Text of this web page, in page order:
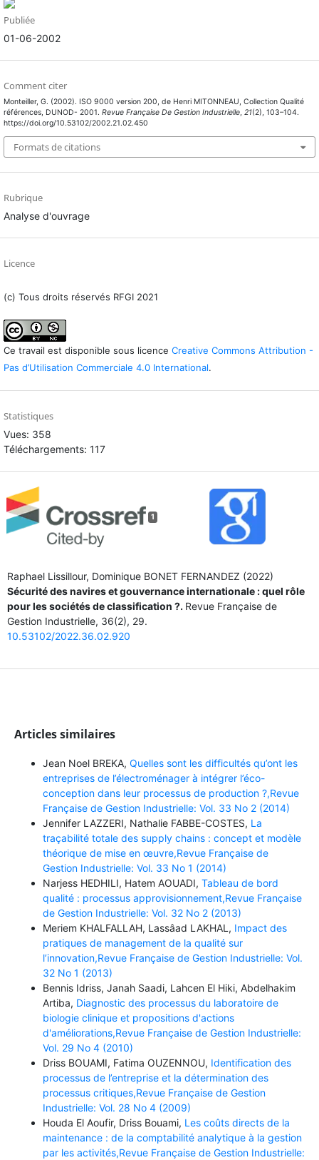
Publiée
01-06-2002
Comment citer
Monteiller, G. (2002). ISO 9000 version 200, de Henri MITONNEAU, Collection Qualité
références, DUNOD- 2001. Revue Française De Gestion Industrielle, 21(2), 103–104.
https://doi.org/10.53102/2002.21.02.450
Formats de citations
Rubrique
Analyse d'ouvrage
Licence
(c) Tous droits réservés RFGI 2021
Ce travail est disponible sous licence Creative Commons Attribution -
Pas d’Utilisation Commerciale 4.0 International.
Statistiques
Vues: 358
Téléchargements: 117
1
Raphael Lissillour, Dominique BONET FERNANDEZ (2022)
Sécurité des navires et gouvernance internationale : quel rôle
pour les sociétés de classification ?. Revue Française de
Gestion Industrielle, 36(2), 29.
10.53102/2022.36.02.920
Articles similaires
Jean Noel BREKA, Quelles sont les difficultés qu’ont les
entreprises de l’électroménager à intégrer l’éco-
conception dans leur processus de production ?,Revue
Française de Gestion Industrielle: Vol. 33 No 2 (2014)
Jennifer LAZZERI, Nathalie FABBE-COSTES, La
traçabilité totale des supply chains : concept et modèle
théorique de mise en œuvre,Revue Française de
Gestion Industrielle: Vol. 33 No 1 (2014)
Narjess HEDHILI, Hatem AOUADI, Tableau de bord
qualité : processus approvisionnement,Revue Française
de Gestion Industrielle: Vol. 32 No 2 (2013)
Meriem KHALFALLAH, Lassâad LAKHAL, Impact des
pratiques de management de la qualité sur
l’innovation,Revue Française de Gestion Industrielle: Vol.
32 No 1 (2013)
Bennis Idriss, Janah Saadi, Lahcen El Hiki, Abdelhakim
Artiba, Diagnostic des processus du laboratoire de
biologie clinique et propositions d'actions
d'améliorations,Revue Française de Gestion Industrielle:
Vol. 29 No 4 (2010)
Driss BOUAMI, Fatima OUZENNOU, Identification des
processus de l’entreprise et la détermination des
processus critiques,Revue Française de Gestion
Industrielle: Vol. 28 No 4 (2009)
Houda El Aoufir, Driss Bouami, Les coûts directs de la
maintenance : de la comptabilité analytique à la gestion
par les activités,Revue Française de Gestion Industrielle: